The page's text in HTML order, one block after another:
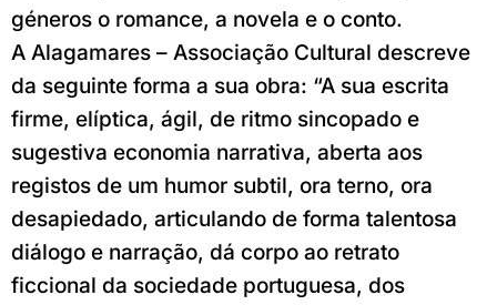
géneros o romance, a novela e o conto.
A Alagamares – Associação Cultural descreve
da seguinte forma a sua obra: “A sua escrita
firme, elíptica, ágil, de ritmo sincopado e
sugestiva economia narrativa, aberta aos
registos de um humor subtil, ora terno, ora
desapiedado, articulando de forma talentosa
diálogo e narração, dá corpo ao retrato
ficcional da sociedade portuguesa, dos